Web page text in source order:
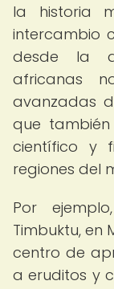
la historia
intercambio
desde la
africanas
avanzadas
que
científico y
regiones del
Por
Timbuktu, en
centro de
a eruditos y